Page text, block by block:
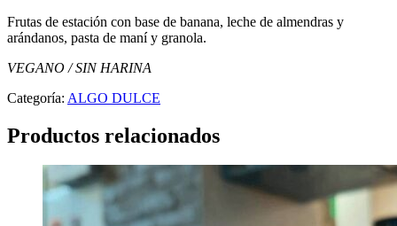
Frutas de estación con base de banana, leche de almendras y
arándanos, pasta de maní y granola.
VEGANO / SIN HARINA
Categoría: ALGO DULCE
Productos relacionados